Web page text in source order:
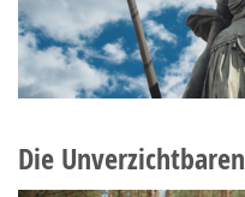
Die Unverzichtbaren